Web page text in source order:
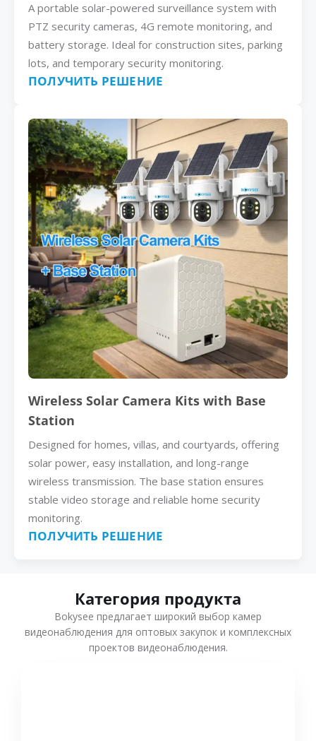
A portable solar-powered surveillance system with
PTZ security cameras, 4G remote monitoring, and
battery storage. Ideal for construction sites, parking
lots, and temporary security monitoring.
ПОЛУЧИТЬ РЕШЕНИЕ
Wireless Solar Camera Kits with Base
Station
Designed for homes, villas, and courtyards, offering
solar power, easy installation, and long-range
wireless transmission. The base station ensures
stable video storage and reliable home security
monitoring.
ПОЛУЧИТЬ РЕШЕНИЕ
Категория продукта
Bokysee предлагает широкий выбор камер
видеонаблюдения для оптовых закупок и комплексных
проектов видеонаблюдения.